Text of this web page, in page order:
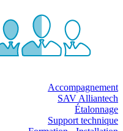
Accompagnement
SAV Alliantech
Étalonnage
Support technique